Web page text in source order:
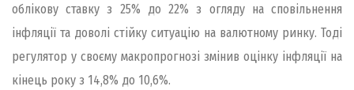
облікову ставку з 25% до 22% з огляду на сповільнення
інфляції та доволі стійку ситуацію на валютному ринку. Тоді
регулятор у своєму макропрогнозі змінив оцінку інфляції на
кінець року з 14,8% до 10,6%.